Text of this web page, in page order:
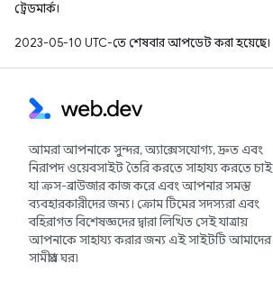
ট্রেডমার্ক।
2023-05-10 UTC-তে শেষবার আপডেট করা হয়েছে।
আমরা আপনাকে সুন্দর, অ্যাক্সেসযোগ্য, দ্রুত এবং
নিরাপদ ওয়েবসাইট তৈরি করতে সাহায্য করতে চাই
যা ক্রস-ব্রাউজার কাজ করে এবং আপনার সমস্ত
ব্যবহারকারীদের জন্য। ক্রোম টিমের সদস্যরা এবং
বহিরাগত বিশেষজ্ঞদের দ্বারা লিখিত সেই যাত্রায়
আপনাকে সাহায্য করার জন্য এই সাইটটি আমাদের
সামগ্রীর ঘর৷